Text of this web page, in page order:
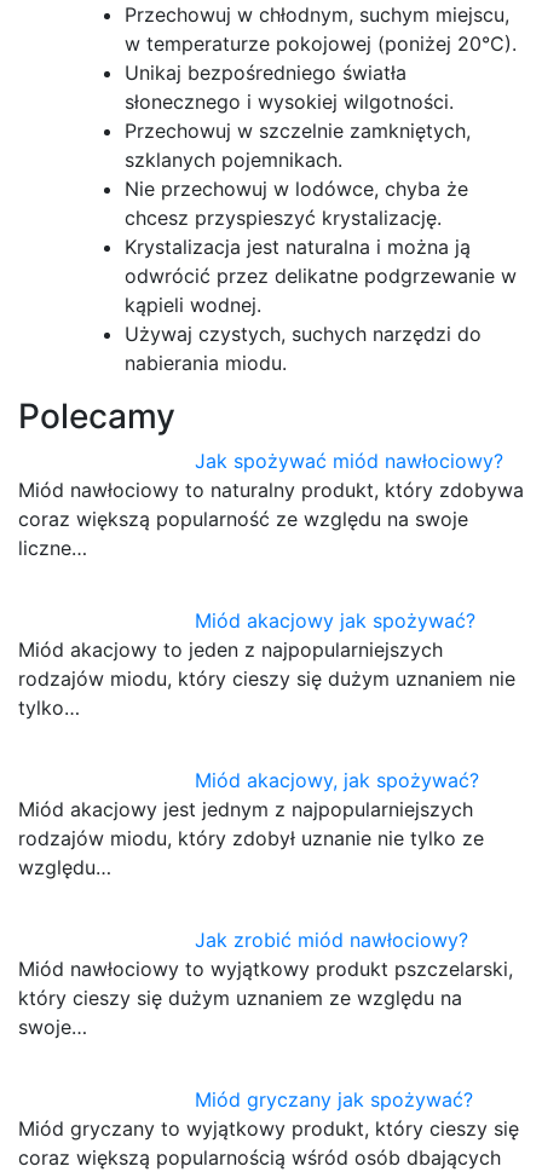
Przechowuj w chłodnym, suchym miejscu,
w temperaturze pokojowej (poniżej 20°C).
Unikaj bezpośredniego światła
słonecznego i wysokiej wilgotności.
Przechowuj w szczelnie zamkniętych,
szklanych pojemnikach.
Nie przechowuj w lodówce, chyba że
chcesz przyspieszyć krystalizację.
Krystalizacja jest naturalna i można ją
odwrócić przez delikatne podgrzewanie w
kąpieli wodnej.
Używaj czystych, suchych narzędzi do
nabierania miodu.
Polecamy
Jak spożywać miód nawłociowy?
Miód nawłociowy to naturalny produkt, który zdobywa
coraz większą popularność ze względu na swoje
liczne…
Miód akacjowy jak spożywać?
Miód akacjowy to jeden z najpopularniejszych
rodzajów miodu, który cieszy się dużym uznaniem nie
tylko…
Miód akacjowy, jak spożywać?
Miód akacjowy jest jednym z najpopularniejszych
rodzajów miodu, który zdobył uznanie nie tylko ze
względu…
Jak zrobić miód nawłociowy?
Miód nawłociowy to wyjątkowy produkt pszczelarski,
który cieszy się dużym uznaniem ze względu na
swoje…
Miód gryczany jak spożywać?
Miód gryczany to wyjątkowy produkt, który cieszy się
coraz większą popularnością wśród osób dbających